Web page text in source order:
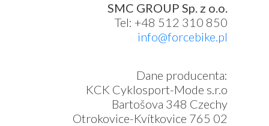
SMC GROUP Sp. z o.o.
Tel: +48 512 310 850
info@forcebike.pl
Dane producenta:
KCK Cyklosport-Mode s.r.o
Bartošova 348 Czechy
Otrokovice-Kvítkovice 765 02